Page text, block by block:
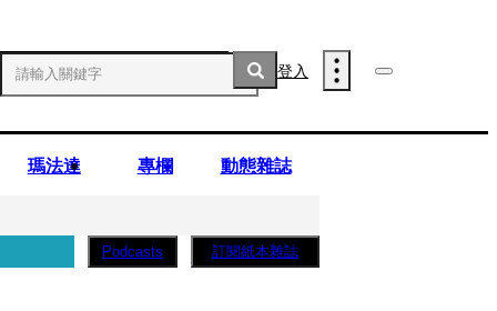
登入
瑪法達 專欄 動態雜誌
Podcasts 訂閱紙本雜誌